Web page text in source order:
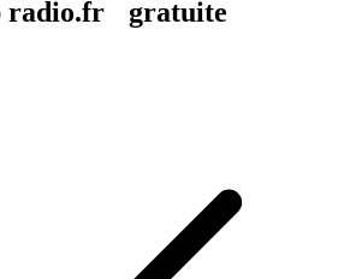
radio.fr gratuite